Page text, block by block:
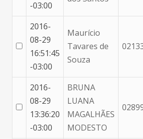
-03:00
2016-
08-29
16:51:45
-03:00
Maurício
Tavares de
Souza
2016-
08-29
13:36:20
-03:00
BRUNA
LUANA
MAGALHÃES
MODESTO